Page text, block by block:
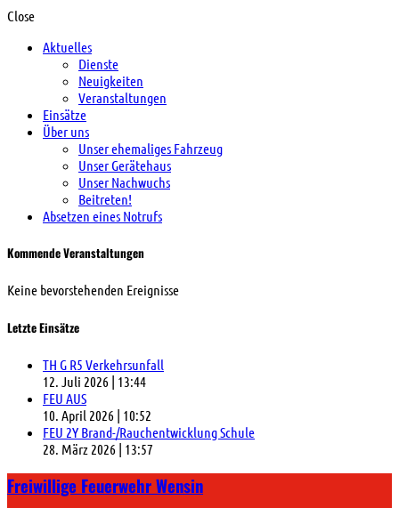
Close
Aktuelles
Dienste
Neuigkeiten
Veranstaltungen
Einsätze
Über uns
Unser ehemaliges Fahrzeug
Unser Gerätehaus
Unser Nachwuchs
Beitreten!
Absetzen eines Notrufs
Kommende Veranstaltungen
Keine bevorstehenden Ereignisse
Letzte Einsätze
TH G R5 Verkehrsunfall
12. Juli 2026 | 13:44
FEU AUS
10. April 2026 | 10:52
FEU 2Y Brand-/Rauchentwicklung Schule
28. März 2026 | 13:57
Freiwillige Feuerwehr Wensin